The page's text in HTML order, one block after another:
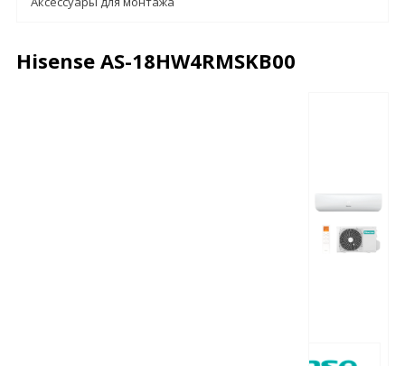
Hisense AS-18HW4RMSKB00